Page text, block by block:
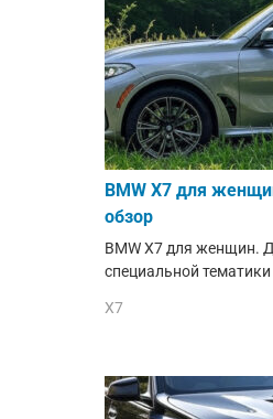
BMW X7 для
обзор
BMW X7 для женщин.
специальной
X7